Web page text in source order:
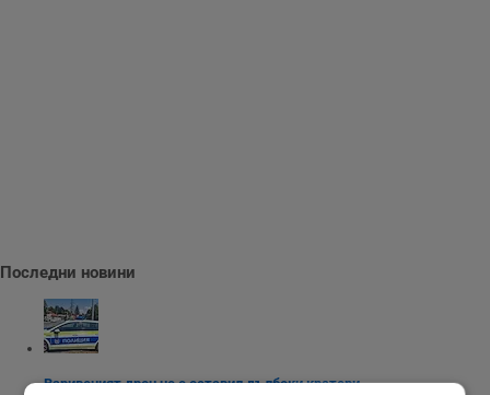
Последни новини
Взривеният дрон не е оставил дълбоки кратери